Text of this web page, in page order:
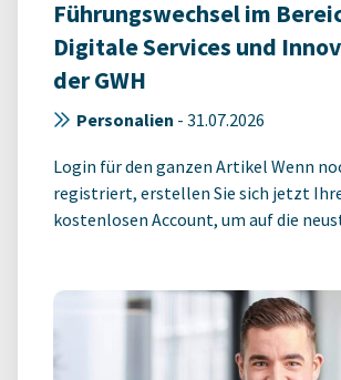
Führungswechsel im
Digitale Services und
der GWH
Personalien - 31.07.2026
Login für den ganzen Artikel Wenn
registriert, erstellen Sie sich jetzt
kostenlosen Account, um auf die